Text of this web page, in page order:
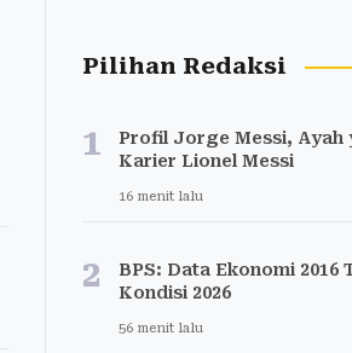
Pilihan Redaksi
1
Profil Jorge Messi, Ayah
Karier Lionel Messi
16 menit lalu
2
BPS: Data Ekonomi 2016
Kondisi 2026
56 menit lalu